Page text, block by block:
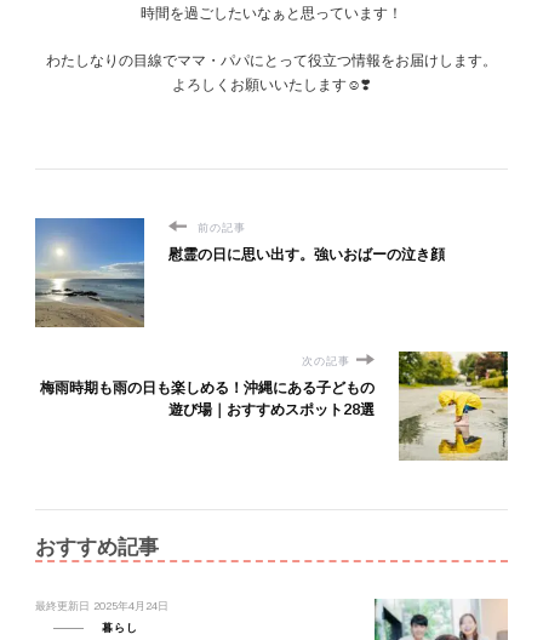
時間を過ごしたいなぁと思っています！
わたしなりの目線でママ・パパにとって役立つ情報をお届けします。
よろしくお願いいたします☺️❣️
前の記事
慰霊の日に思い出す。強いおばーの泣き顔
次の記事
梅雨時期も雨の日も楽しめる！沖縄にある子どもの
遊び場｜おすすめスポット28選
おすすめ記事
最終更新日 2025年4月24日
暮らし